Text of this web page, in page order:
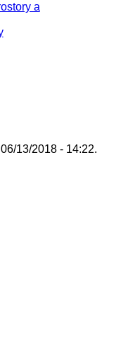
a
13/2018 - 14:22.